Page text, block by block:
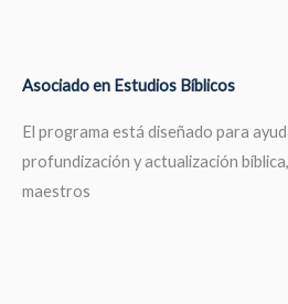
Asociado en Estudios Bíblicos
El programa está diseñado para
profundización y actualización
maestros